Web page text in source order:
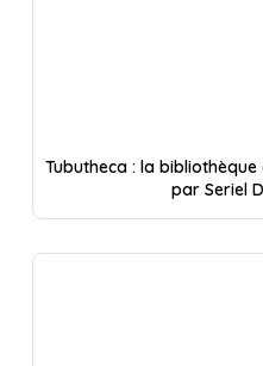
Tubutheca : la bibliothèque
par Seriel